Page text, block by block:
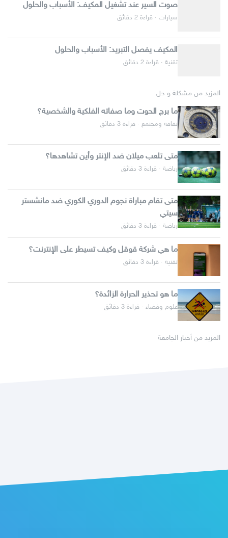
صوت السير عند تشغيل المكيف: الأسباب والحلول
سيارات · قراءة 2 دقائق
المكيف يفصل التبريد: الأسباب والحلول
تقنية · قراءة 2 دقائق
المزيد من مشكلة و حل
ما برج الحوت وما صفاته الفلكية والشخصية؟
ثقافة ومجتمع · قراءة 3 دقائق
متى تلعب ميلان ضد الإنتر وأين تشاهدها؟
رياضة · قراءة 3 دقائق
متى تقام مباراة نجوم الدوري الكوري ضد مانشستر
سيتي
رياضة · قراءة 3 دقائق
ما هي شركة قوقل وكيف تسيطر على الإنترنت؟
تقنية · قراءة 3 دقائق
ما هو تحذير الحرارة الزائدة؟
علوم وفضاء · قراءة 3 دقائق
المزيد من أخبار الجامعة